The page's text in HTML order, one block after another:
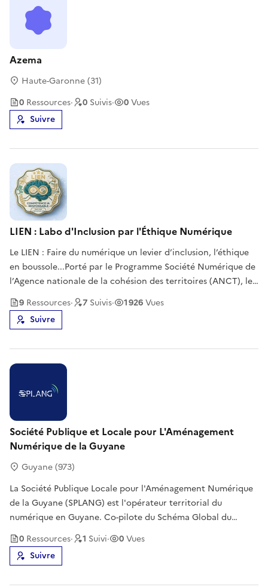
Azema
Haute-Garonne (31)
0 Ressources· 0 Suivis· 0Vues
Suivre
LIEN : Labo d'Inclusion par l'Éthique Numérique
Le LIEN : Faire du numérique un levier d’inclusion, l’éthique
en boussole...Porté par le Programme Société Numérique de
l’Agence nationale de la cohésion des territoires (ANCT), le
Labo d’Inclusion par l’Éthique Numérique (LIEN) n’est pas
qu’un acronyme bien trouvé ; c’est le trait d’union indispens
9 Ressources· 7 Suivis· 1 926Vues
Suivre
Société Publique et Locale pour L'Aménagement
Numérique de la Guyane
La Société Publique Locale pour l'Aménagement Numérique
de la Guyane (SPLANG) est l'opérateur territorial du
numérique en Guyane. Co-pilote du Schéma Global du
Numérique de la Guyane avec la Collectivité Territoriale de
Guyane (CTG), la SPLANG a pour mission d'impulser, de
coordonner et d'accompagne
Guyane (973)
0 Ressources· 1 Suivi· 0Vues
Suivre